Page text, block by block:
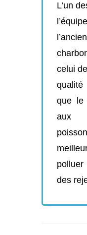
L’un
celui
que le
aux
des